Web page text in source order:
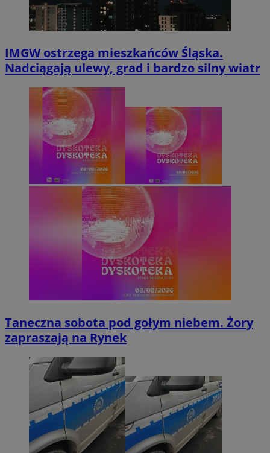
IMGW ostrzega mieszkańców Śląska.
Nadciągają ulewy, grad i bardzo silny wiatr
Taneczna sobota pod gołym niebem. Żory
zapraszają na Rynek